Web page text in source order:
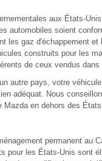
aux États-
automobiles soient
les gaz d'échappement et
construits pour les
de ceux vendus dans
autre pays, votre
adéquat. Nous
Mazda en dehors des
permanent au
pour les États-Unis sont